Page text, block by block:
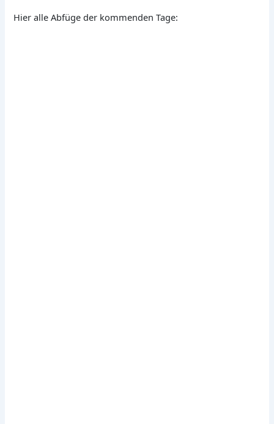
Hier alle Abfüge der kommenden Tage: